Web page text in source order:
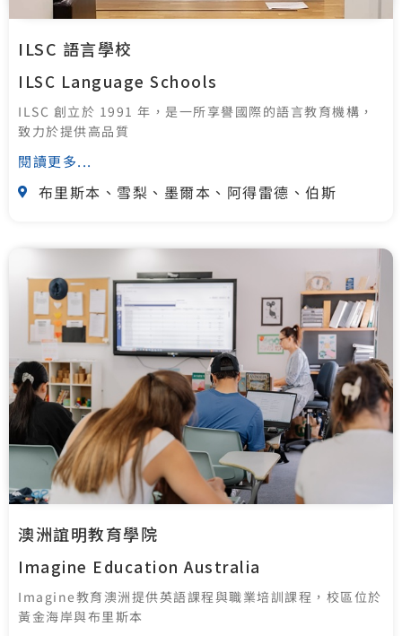
ILSC 語言學校
ILSC Language Schools
ILSC 創立於 1991 年，是一所享譽國際的語言教育機構，
致力於提供高品質
閱讀更多...
布里斯本、雪梨、墨爾本、阿得雷德、伯斯
澳洲誼明教育學院
Imagine Education Australia
Imagine教育澳洲提供英語課程與職業培訓課程，校區位於
黃金海岸與布里斯本